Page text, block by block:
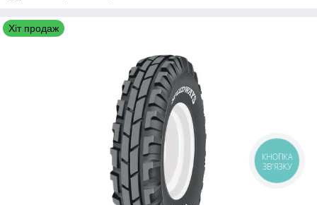
Хіт продаж
КНОПКА
ЗВ'ЯЗКУ